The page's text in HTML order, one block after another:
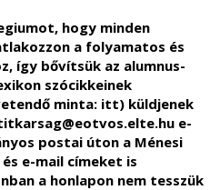
hogy minden
a folyamatos és
így bővítsük az alumnus-
szócikkeinek
minta: itt) küldjenek
e-
postai úton a Ménesi
e-mail címeket is
a honlapon nem tesszük